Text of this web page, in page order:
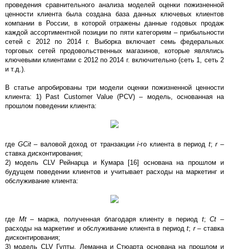
проведения сравнительного анализа моделей оценки пожизненной
ценности клиента была создана база данных ключевых клиентов
компании в России, в которой отражены данные годовых продаж
каждой ассортиментной позиции по пяти категориям – прибыльности
сетей с 2012 по 2014 г. Выборка включает семь федеральных
торговых сетей продовольственных магазинов, которые являлись
ключевыми клиентами с 2012 по 2014 г. включительно (cеть 1, сеть 2
и т.д.).
В статье апробированы три модели оценки пожизненной ценности
клиента: 1) Past Customer Value (PCV) – модель, основанная на
прошлом поведении клиента:
где GCit– валовой доход от транзакцииi-го клиента в период t;r–
ставка дисконтирования;
2) модель CLV Рейнарца и Кумара [16] основана на прошлом и
будущем поведении клиентов и учитывает расходы на маркетинг и
обслуживание клиента:
где Мt– маржа, полученная благодаря клиенту в период t;Сt–
расходы на маркетинг и обслуживание клиента в периодt; r– ставка
дисконтирования;
3) модель CLV Гупты, Леманна и Стюарта основана на прошлом и